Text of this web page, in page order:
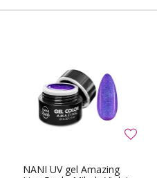
NANI UV gel Amazing